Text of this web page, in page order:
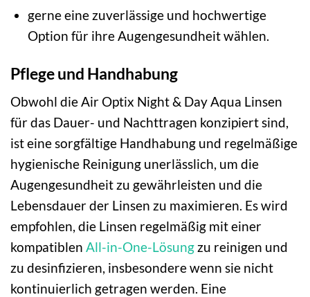
gerne eine zuverlässige und hochwertige
Option für ihre Augengesundheit wählen.
Pflege und Handhabung
Obwohl die Air Optix Night & Day Aqua Linsen
für das Dauer- und Nachttragen konzipiert sind,
ist eine sorgfältige Handhabung und regelmäßige
hygienische Reinigung unerlässlich, um die
Augengesundheit zu gewährleisten und die
Lebensdauer der Linsen zu maximieren. Es wird
empfohlen, die Linsen regelmäßig mit einer
kompatiblen All-in-One-Lösung zu reinigen und
zu desinfizieren, insbesondere wenn sie nicht
kontinuierlich getragen werden. Eine